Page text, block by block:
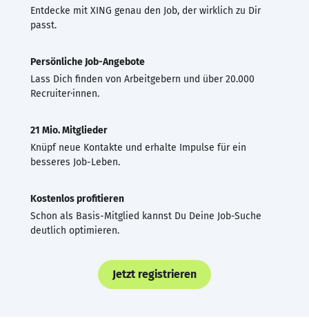
Entdecke mit XING genau den Job, der wirklich zu Dir
passt.
Persönliche Job-Angebote
Lass Dich finden von Arbeitgebern und über 20.000
Recruiter·innen.
21 Mio. Mitglieder
Knüpf neue Kontakte und erhalte Impulse für ein
besseres Job-Leben.
Kostenlos profitieren
Schon als Basis-Mitglied kannst Du Deine Job-Suche
deutlich optimieren.
Jetzt registrieren